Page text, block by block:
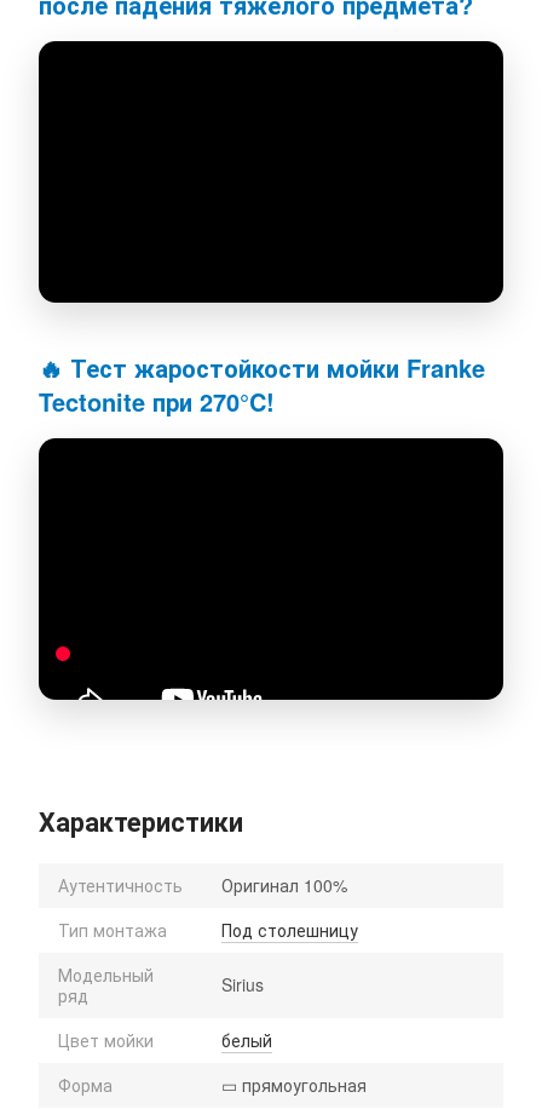
🔥 Тест жаростойкости мойки Franke
Tectonite при 270°C!
Характеристики
Аутентичность
Оригинал 100%
Тип монтажа
Под столешницу
Модельный
ряд
Sirius
Цвет мойки
белый
Форма
▭ прямоугольная